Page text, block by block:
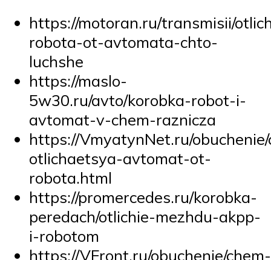
https://motoran.ru/transmisii/
robota-ot-avtomata-chto-
luchshe
https://maslo-
5w30.ru/avto/korobka-robot-i-
avtomat-v-chem-raznicza
https://VmyatynNet.ru/
otlichaetsya-avtomat-ot-
robota.html
https://promercedes.ru/korobka-
peredach/otlichie-mezhdu-akpp-
i-robotom
https://VFront.ru/obuchenie/chem-